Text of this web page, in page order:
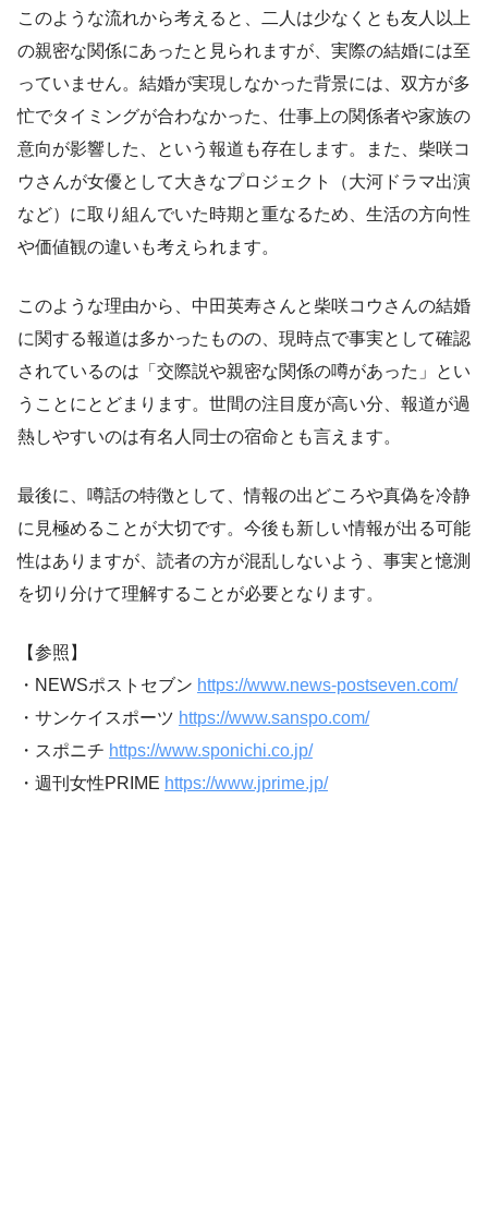
このような流れから考えると、二人は少なくとも友人以上
の親密な関係にあったと見られますが、実際の結婚には至
っていません。結婚が実現しなかった背景には、双方が多
忙でタイミングが合わなかった、仕事上の関係者や家族の
意向が影響した、という報道も存在します。また、柴咲コ
ウさんが女優として大きなプロジェクト（大河ドラマ出演
など）に取り組んでいた時期と重なるため、生活の方向性
や価値観の違いも考えられます。
このような理由から、中田英寿さんと柴咲コウさんの結婚
に関する報道は多かったものの、現時点で事実として確認
されているのは「交際説や親密な関係の噂があった」とい
うことにとどまります。世間の注目度が高い分、報道が過
熱しやすいのは有名人同士の宿命とも言えます。
最後に、噂話の特徴として、情報の出どころや真偽を冷静
に見極めることが大切です。今後も新しい情報が出る可能
性はありますが、読者の方が混乱しないよう、事実と憶測
を切り分けて理解することが必要となります。
【参照】
・NEWSポストセブン https://www.news-postseven.com/
・サンケイスポーツ https://www.sanspo.com/
・スポニチ https://www.sponichi.co.jp/
・週刊女性PRIME https://www.jprime.jp/